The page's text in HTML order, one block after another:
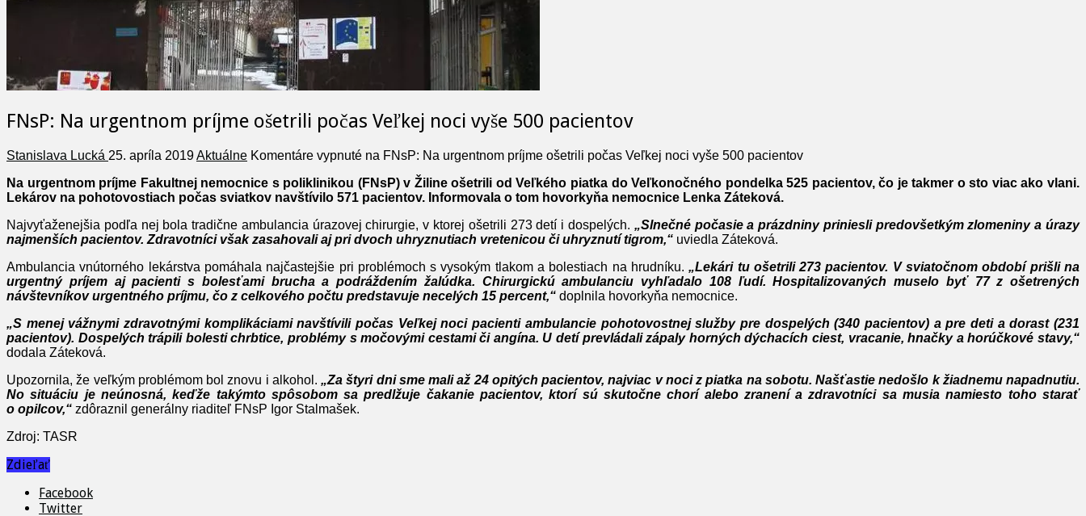
FNsP: Na urgentnom príjme ošetrili počas Veľkej noci vyše 500 pacientov
Stanislava Lucká 25. apríla 2019Aktuálne Komentáre vypnuté na FNsP: Na urgentnom príjme ošetrili počas Veľkej noci vyše 500 pacientov
Na urgentnom príjme Fakultnej nemocnice s poliklinikou (FNsP) v Žiline ošetrili od Veľkého piatka do Veľkonočného pondelka 525 pacientov, čo je takmer o sto viac ako vlani.
Lekárov na pohotovostiach počas sviatkov navštívilo 571 pacientov. Informovala o tom hovorkyňa nemocnice Lenka Záteková.
Najvyťaženejšia podľa nej bola tradične ambulancia úrazovej chirurgie, v ktorej ošetrili 273 detí i dospelých. „Slnečné počasie a prázdniny priniesli predovšetkým zlomeniny a úrazy
najmenších pacientov. Zdravotníci však zasahovali aj pri dvoch uhryznutiach vretenicou či uhryznutí tigrom,“ uviedla Záteková.
Ambulancia vnútorného lekárstva pomáhala najčastejšie pri problémoch s vysokým tlakom a bolestiach na hrudníku.„Lekári tu ošetrili 273 pacientov. V sviatočnom období prišli na
urgentný príjem aj pacienti s bolesťami brucha a podráždením žalúdka. Chirurgickú ambulanciu vyhľadalo 108 ľudí. Hospitalizovaných muselo byť 77 z ošetrených
návštevníkov urgentného príjmu, čo z celkového počtu predstavuje necelých 15 percent,“ doplnila hovorkyňa nemocnice.
„S menej vážnymi zdravotnými komplikáciami navštívili počas Veľkej noci pacienti ambulancie pohotovostnej služby pre dospelých (340 pacientov) a pre deti a dorast (231
pacientov). Dospelých trápili bolesti chrbtice, problémy s močovými cestami či angína. U detí prevládali zápaly horných dýchacích ciest, vracanie, hnačky a horúčkové stavy,“
dodala Záteková.
Upozornila, že veľkým problémom bol znovu i alkohol. „Za štyri dni sme mali až 24 opitých pacientov, najviac v noci z piatka na sobotu. Našťastie nedošlo k žiadnemu napadnutiu.
No situáciu je neúnosná, keďže takýmto spôsobom sa predlžuje čakanie pacientov, ktorí sú skutočne chorí alebo zranení a zdravotníci sa musia namiesto toho starať
o opilcov,“ zdôraznil generálny riaditeľ FNsP Igor Stalmašek.
Zdroj: TASR
Zdieľať
Facebook
Twitter